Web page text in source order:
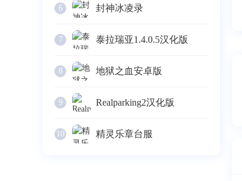
6 封神冰凌录
7 泰拉瑞亚1.4.0.5汉化版
8 地狱之血安卓版
9 Realparking2汉化版
10 精灵乐章台服